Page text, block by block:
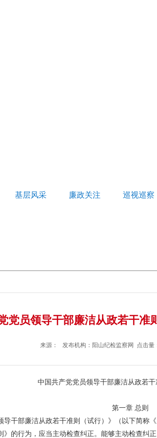
基层风采 廉政关注 巡视巡察
党员领导干部廉洁从政若干准
来源： 发布机构： 阳山纪检监察网 点击量
中国共产党党员领导干部廉洁从政若
第一章 总则
部廉洁从政若干准则（试行）》（以下简称《
行为，应当主动检查纠正。能够主动检查纠